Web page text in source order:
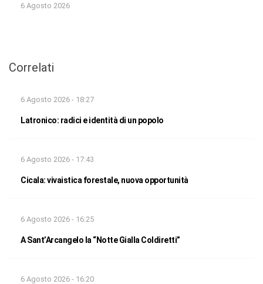
6 Agosto 2026
Correlati
6 Agosto 2026 - 18:27
Latronico: radici e identità di un popolo
6 Agosto 2026 - 17:43
Cicala: vivaistica forestale, nuova opportunità
6 Agosto 2026 - 16:25
A Sant’Arcangelo la “Notte Gialla Coldiretti”
6 Agosto 2026 - 16:20